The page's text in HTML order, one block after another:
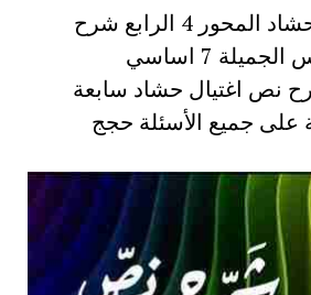
شرح نص اغتيال حشاد المحور 4 الرابع شرح
7 اساسي
نص اغتيال حشاد سابعة
على جميع الأسئلة حجج